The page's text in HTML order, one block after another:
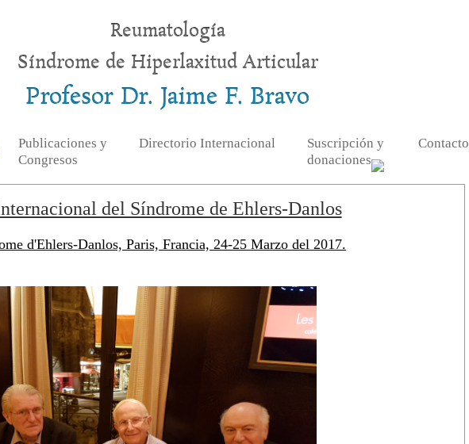
Reumatología
Síndrome de Hiperlaxitud Articular
Profesor Dr. Jaime F. Bravo
Publicaciones y
Congresos
Directorio Internacional
Suscripción y
donaciones
Contacto
del Síndrome de Ehlers-Danlos
d'Ehlers-Danlos, Paris, Francia, 24-25 Marzo del 2017.